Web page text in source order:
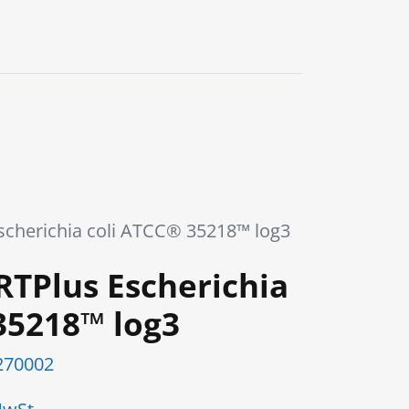
coli ATCC® 35218™ log3
Escherichia
log3